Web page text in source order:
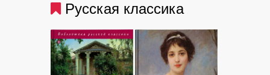
Русская классика